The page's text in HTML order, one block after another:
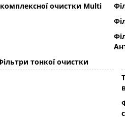
очистки Multi
тонкої очистки